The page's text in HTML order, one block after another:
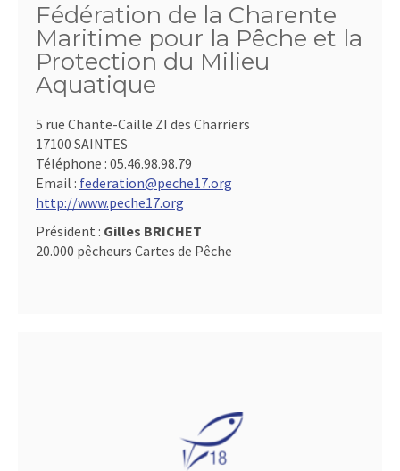
Fédération de la Charente
Maritime pour la Pêche et la
Protection du Milieu
Aquatique
5 rue Chante-Caille ZI des Charriers
17100 SAINTES
Téléphone : 05.46.98.98.79
Email : federation@peche17.org
http://www.peche17.org
Président : Gilles BRICHET
20.000 pêcheurs Cartes de Pêche